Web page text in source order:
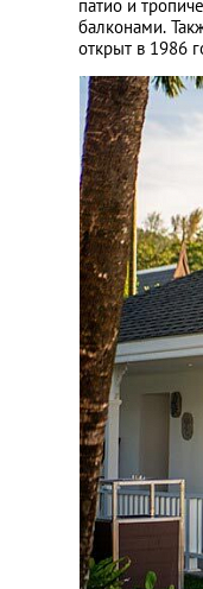
патио и
балконами.
открыт в 1986